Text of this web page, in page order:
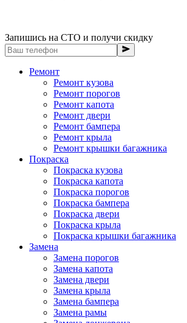
Запишись на СТО и получи скидку
Ремонт
Ремонт кузова
Ремонт порогов
Ремонт капота
Ремонт двери
Ремонт бампера
Ремонт крыла
Ремонт крышки багажника
Покраска
Покраска кузова
Покраска капота
Покраска порогов
Покраска бампера
Покраска двери
Покраска крыла
Покраска крышки багажника
Замена
Замена порогов
Замена капота
Замена двери
Замена крыла
Замена бампера
Замена рамы